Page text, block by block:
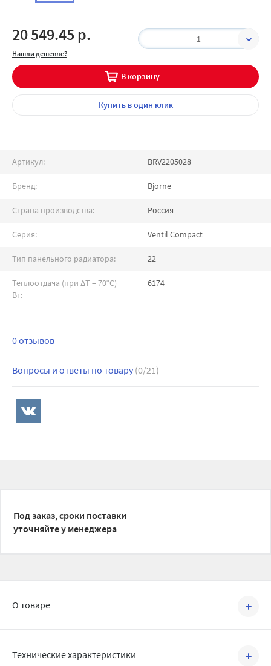
20 549.45 р.
Нашли дешевле?
1
В корзину
Купитьв один клик
Артикул: BRV2205028
Бренд: Bjorne
Страна производства: Россия
Серия: Ventil Compact
Тип панельного радиатора: 22
Теплоотдача (при ∆T = 70°C)
Вт:
6174
0 отзывов
Вопросы и ответы по товару (0/21)
Под заказ, сроки поставки
уточняйте у менеджера
О товаре
Технические характеристики